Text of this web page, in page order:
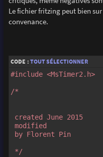
Le fichier fritzing peut bien
convenance.
CODE : TOUT SÉLECTIONNER
#include
/*
created June 2015
modified
by Florent Pin
*/